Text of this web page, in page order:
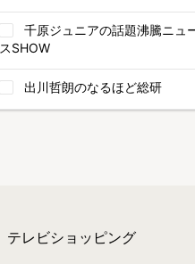
千原ジュニアの話題沸騰ニュ
スSHOW
出川哲朗のなるほど総研
テレビショッピング